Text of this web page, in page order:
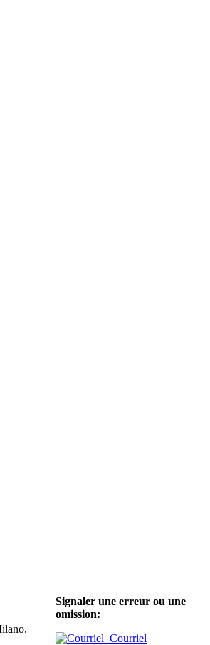
Signaler une erreur ou une
omission:
Courriel